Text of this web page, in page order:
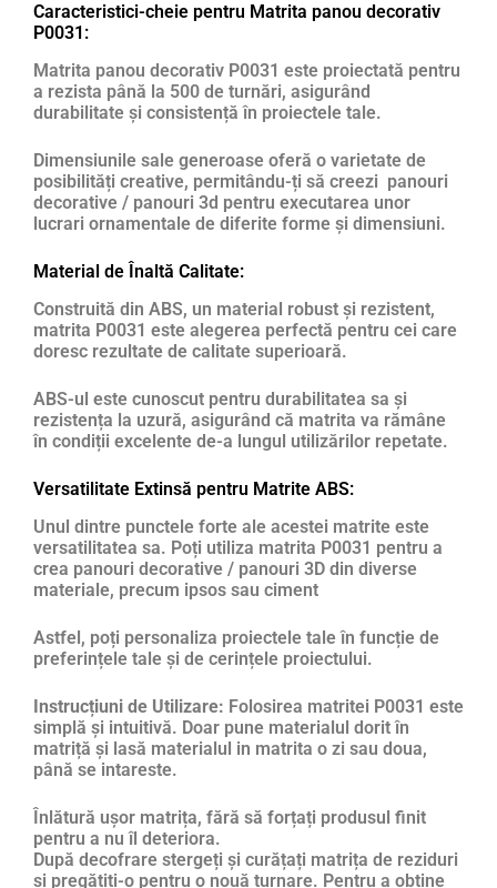
Caracteristici-cheie pentru Matrita panou decorativ
P0031:
Matrita panou decorativ P0031 este proiectată pentru
a rezista până la 500 de turnări, asigurând
durabilitate și consistență în proiectele tale.
Dimensiunile sale generoase oferă o varietate de
posibilități creative, permitându-ți să creezi panouri
decorative / panouri 3d pentru executarea unor
lucrari ornamentale de diferite forme și dimensiuni.
Material de Înaltă Calitate:
Construită din ABS, un material robust și rezistent,
matrita P0031 este alegerea perfectă pentru cei care
doresc rezultate de calitate superioară.
ABS-ul este cunoscut pentru durabilitatea sa și
rezistența la uzură, asigurând că matrita va rămâne
în condiții excelente de-a lungul utilizărilor repetate.
Versatilitate Extinsă pentru Matrite ABS:
Unul dintre punctele forte ale acestei matrite este
versatilitatea sa. Poți utiliza matrita P0031 pentru a
crea panouri decorative / panouri 3D din diverse
materiale, precum ipsos sau ciment
Astfel, poți personaliza proiectele tale în funcție de
preferințele tale și de cerințele proiectului.
Instrucțiuni de Utilizare: Folosirea matritei P0031 este
simplă și intuitivă. Doar pune materialul dorit în
matriță și lasă materialul in matrita o zi sau doua,
până se intareste.
Înlătură ușor matrița, fără să forțați produsul finit
pentru a nu îl deteriora.
După decofrare stergeți și curățați matrița de reziduri
și pregătiți-o pentru o nouă turnare. Pentru a obține